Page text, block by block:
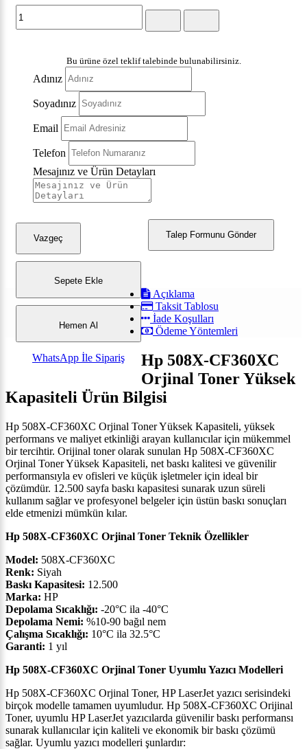
Bu ürüne özel teklif talebinde bulunabilirsiniz.
Adınız
Soyadınız
Email
Telefon
Mesajınız ve Ürün Detayları
Talep Formunu Gönder
Vazgeç
Sepete Ekle
Hemen Al
WhatsApp İle Sipariş
Açıklama
Taksit Tablosu
İade Koşulları
Ödeme Yöntemleri
Hp 508X-CF360XC
Orjinal Toner Yüksek
Kapasiteli Ürün Bilgisi
Hp 508X-CF360XC Orjinal Toner Yüksek Kapasiteli, yüksek
performans ve maliyet etkinliği arayan kullanıcılar için mükemmel
bir tercihtir. Orijinal toner olarak sunulan Hp 508X-CF360XC
Orjinal Toner Yüksek Kapasiteli, net baskı kalitesi ve güvenilir
performansıyla ev ofisleri ve küçük işletmeler için ideal bir
çözümdür. 12.500 sayfa baskı kapasitesi sunarak uzun süreli
kullanım sağlar ve profesyonel belgeler için üstün baskı sonuçları
elde etmenizi mümkün kılar.
Hp 508X-CF360XC Orjinal Toner Teknik Özellikler
Model: 508X-CF360XC
Renk: Siyah
Baskı Kapasitesi: 12.500
Marka: HP
Depolama Sıcaklığı: -20°C ila -40°C
Depolama Nemi: %10-90 bağıl nem
Çalışma Sıcaklığı: 10°C ila 32.5°C
Garanti: 1 yıl
Hp 508X-CF360XC Orjinal Toner Uyumlu Yazıcı Modelleri
Hp 508X-CF360XC Orjinal Toner, HP LaserJet yazıcı serisindeki
birçok modelle tamamen uyumludur. Hp 508X-CF360XC Orijinal
Toner, uyumlu HP LaserJet yazıcılarda güvenilir baskı performansı
sunarak kullanıcılar için kaliteli ve ekonomik bir baskı çözümü
sağlar. Uyumlu yazıcı modelleri şunlardır: